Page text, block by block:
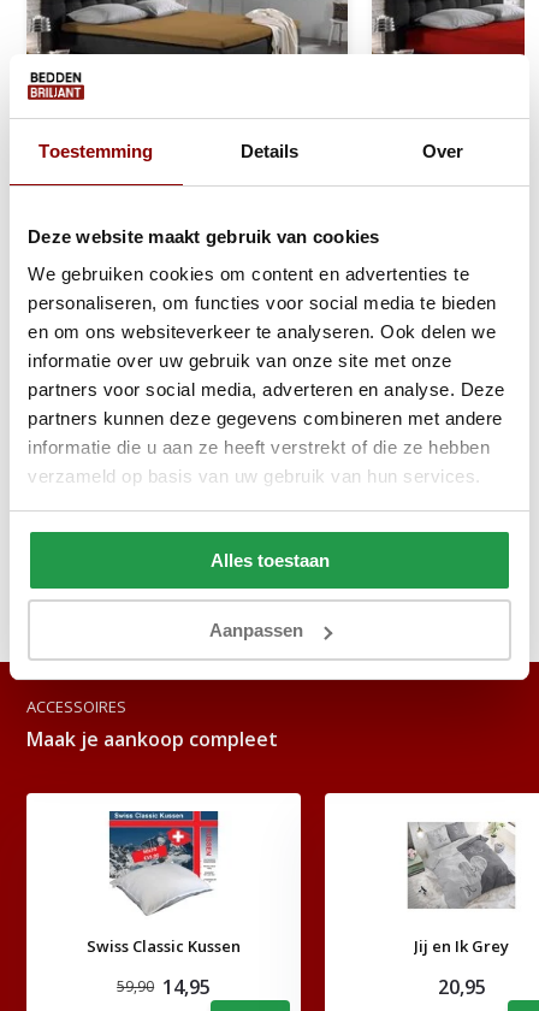
Toestemming Details Over
Deze website maakt gebruik van cookies
We gebruiken cookies om content en advertenties te
personaliseren, om functies voor social media te bieden
en om ons websiteverkeer te analyseren. Ook delen we
informatie over uw gebruik van onze site met onze
partners voor social media, adverteren en analyse. Deze
partners kunnen deze gegevens combineren met andere
informatie die u aan ze heeft verstrekt of die ze hebben
verzameld op basis van uw gebruik van hun services.
Alles toestaan
Aanpassen
Topper Taupe
1 tot 2 werkdagen
20,95
1 tot 2
13,95
ACCESSOIRES
Maak je aankoop compleet
Swiss Classic Kussen
59,90 14,95
Jij en Ik Grey
20,95